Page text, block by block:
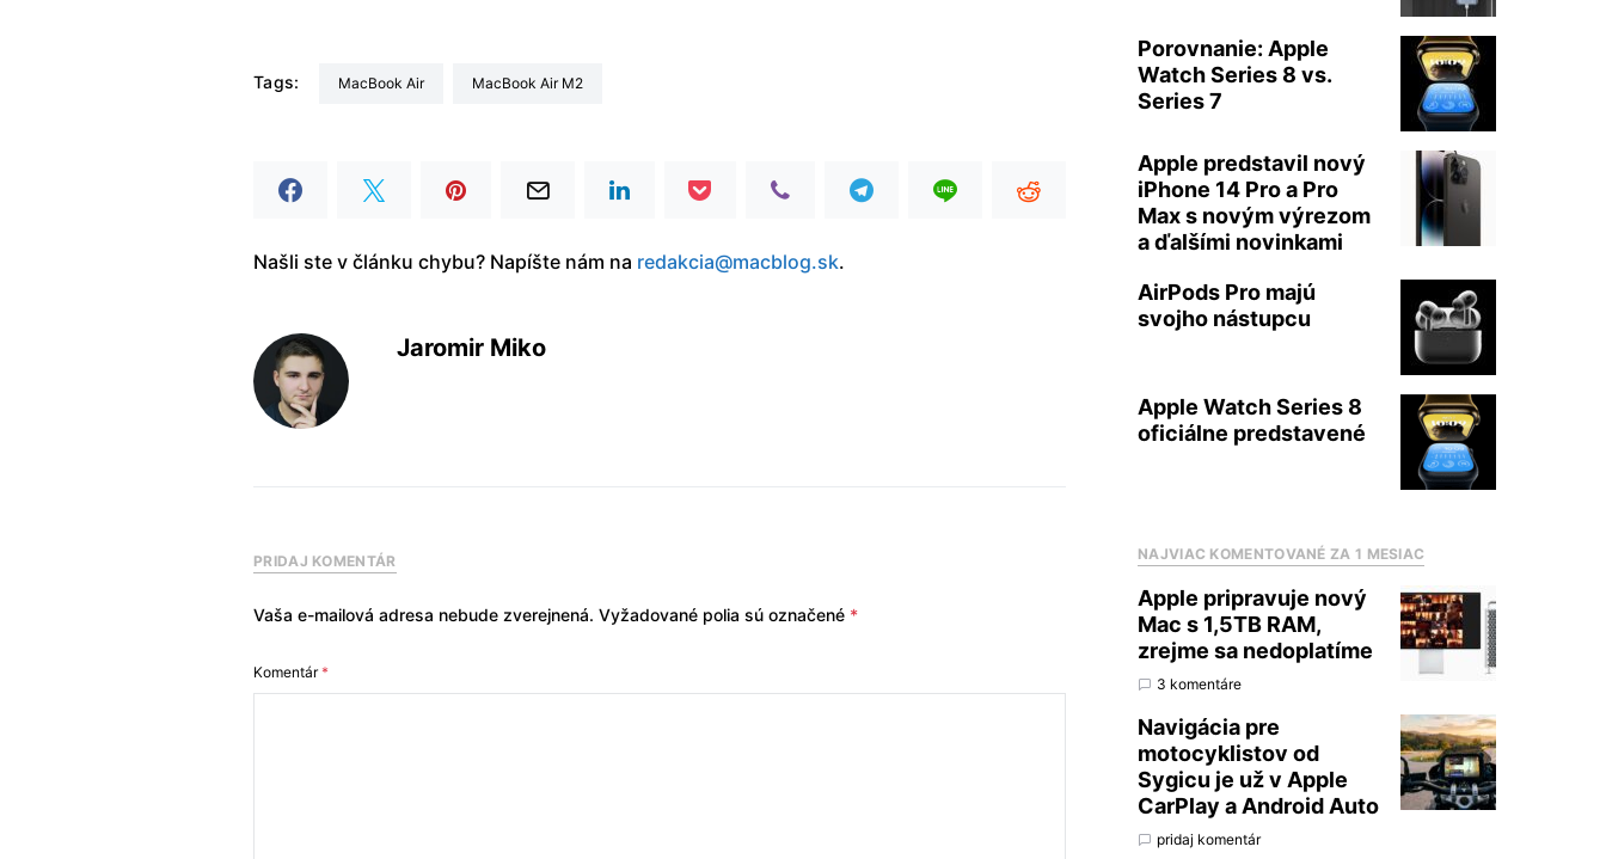
Tags: MacBook Air MacBook Air M2
Našli ste v článku chybu? Napíšte nám na redakcia@macblog.sk.
Jaromir Miko
PRIDAJ KOMENTÁR
Vaša e-mailová adresa nebude zverejnená. Vyžadované polia sú označené *
Komentár*
Porovnanie: Apple
Watch Series 8 vs.
Series 7
Apple predstavil nový
iPhone 14 Pro a Pro
Max s novým výrezom
a ďalšími novinkami
AirPods Pro majú
svojho nástupcu
Apple Watch Series 8
oficiálne predstavené
NAJVIAC KOMENTOVANÉ ZA 1 MESIAC
Apple pripravuje nový
Mac s 1,5TB RAM,
zrejme sa nedoplatíme
3 komentáre
Navigácia pre
motocyklistov od
Sygicu je už v Apple
CarPlay a Android Auto
pridaj komentár